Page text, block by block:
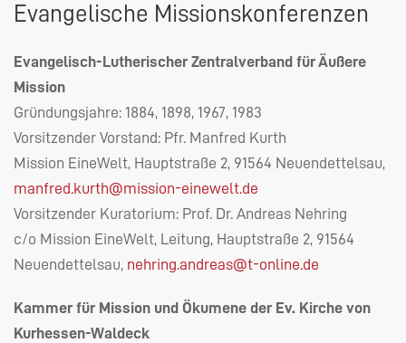
Evangelische Missionskonferenzen
Evangelisch-Lutherischer Zentralverband für Äußere
Mission
Gründungsjahre: 1884, 1898, 1967, 1983
Vorsitzender Vorstand: Pfr. Manfred Kurth
Mission EineWelt, Hauptstraße 2, 91564 Neuendettelsau,
manfred.kurth@mission-einewelt.de
Vorsitzender Kuratorium: Prof. Dr. Andreas Nehring
c/o Mission EineWelt, Leitung, Hauptstraße 2, 91564
Neuendettelsau, nehring.andreas@t-online.de
Kammer für Mission und Ökumene der Ev. Kirche von
Kurhessen-Waldeck